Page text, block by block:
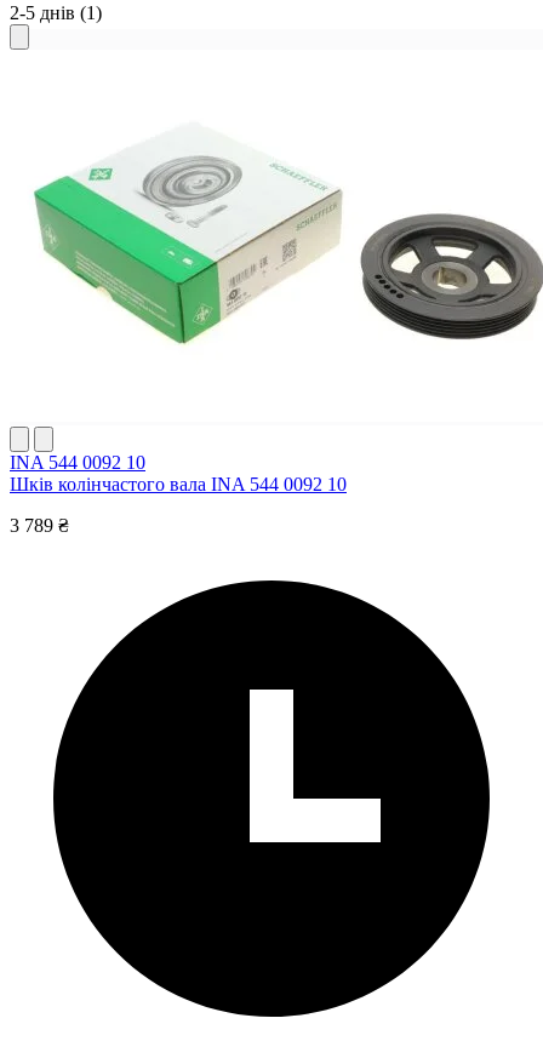
2-5 днів (1)
INA 544 0092 10
Шків колінчастого вала INA 544 0092 10
3 789 ₴